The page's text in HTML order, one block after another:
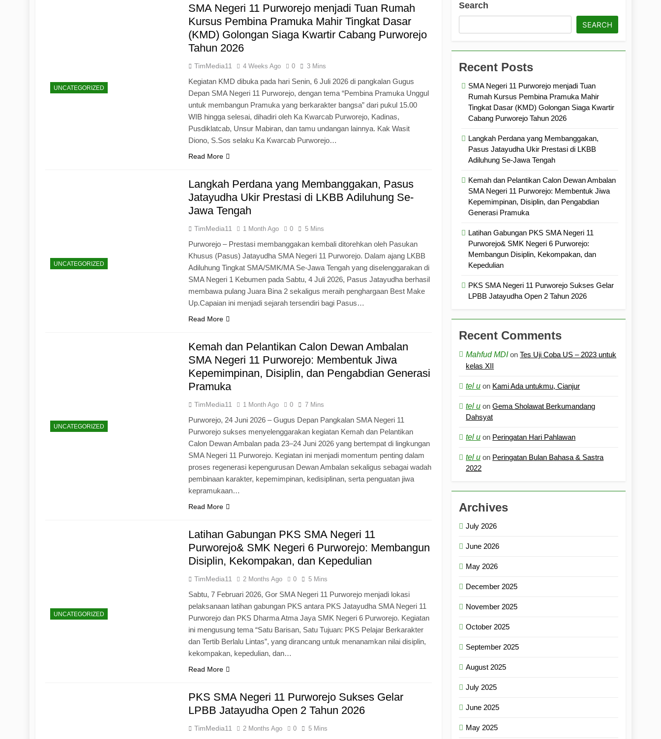
Pengabdian Generasi Pramuka
UNCATEGORIZED
SMA Negeri 11 Purworejo menjadi Tuan Rumah
Kursus Pembina Pramuka Mahir Tingkat Dasar
(KMD) Golongan Siaga Kwartir Cabang Purworejo
Tahun 2026
TimMedia11 4 Weeks Ago 0 3 Mins
Kegiatan KMD dibuka pada hari Senin, 6 Juli 2026 di pangkalan Gugus
Depan SMA Negeri 11 Purworejo, dengan tema “Pembina Pramuka Unggul
untuk membangun Pramuka yang berkarakter bangsa” dari pukul 15.00
WIB hingga selesai, dihadiri oleh Ka Kwarcab Purworejo, Kadinas,
Pusdiklatcab, Unsur Mabiran, dan tamu undangan lainnya. Kak Wasit
Diono, S.Sos selaku Ka Kwarcab Purworejo…
Read More
UNCATEGORIZED
Langkah Perdana yang Membanggakan, Pasus
Jatayudha Ukir Prestasi di LKBB Adiluhung Se-
Jawa Tengah
TimMedia11 1 Month Ago 0 5 Mins
Purworejo – Prestasi membanggakan kembali ditorehkan oleh Pasukan
Khusus (Pasus) Jatayudha SMA Negeri 11 Purworejo. Dalam ajang LKBB
Adiluhung Tingkat SMA/SMK/MA Se-Jawa Tengah yang diselenggarakan di
SMA Negeri 1 Kebumen pada Sabtu, 4 Juli 2026, Pasus Jatayudha berhasil
membawa pulang Juara Bina 2 sekaligus meraih penghargaan Best Make
Up.Capaian ini menjadi sejarah tersendiri bagi Pasus…
Read More
UNCATEGORIZED
Kemah dan Pelantikan Calon Dewan Ambalan
SMA Negeri 11 Purworejo: Membentuk Jiwa
Kepemimpinan, Disiplin, dan Pengabdian Generasi
Pramuka
TimMedia11 1 Month Ago 0 7 Mins
Purworejo, 24 Juni 2026 – Gugus Depan Pangkalan SMA Negeri 11
Purworejo sukses menyelenggarakan kegiatan Kemah dan Pelantikan
Calon Dewan Ambalan pada 23–24 Juni 2026 yang bertempat di lingkungan
SMA Negeri 11 Purworejo. Kegiatan ini menjadi momentum penting dalam
proses regenerasi kepengurusan Dewan Ambalan sekaligus sebagai wadah
pembinaan karakter, kepemimpinan, kedisiplinan, serta penguatan jiwa
kepramukaan…
Read More
UNCATEGORIZED
Latihan Gabungan PKS SMA Negeri 11
Purworejo& SMK Negeri 6 Purworejo: Membangun
Disiplin, Kekompakan, dan Kepedulian
TimMedia11 2 Months Ago 0 5 Mins
Sabtu, 7 Februari 2026, Gor SMA Negeri 11 Purworejo menjadi lokasi
pelaksanaan latihan gabungan PKS antara PKS Jatayudha SMA Negeri 11
Purworejo dan PKS Dharma Atma Jaya SMK Negeri 6 Purworejo. Kegiatan
ini mengusung tema “Satu Barisan, Satu Tujuan: PKS Pelajar Berkarakter
dan Tertib Berlalu Lintas”, yang dirancang untuk menanamkan nilai disiplin,
kekompakan, kepedulian, dan…
Read More
PKS SMA Negeri 11 Purworejo Sukses Gelar
LPBB Jatayudha Open 2 Tahun 2026
TimMedia11 2 Months Ago 0 5 Mins
Search
SEARCH
Recent Posts
SMA Negeri 11 Purworejo menjadi Tuan
Rumah Kursus Pembina Pramuka Mahir
Tingkat Dasar (KMD) Golongan Siaga Kwartir
Cabang Purworejo Tahun 2026
Langkah Perdana yang Membanggakan,
Pasus Jatayudha Ukir Prestasi di LKBB
Adiluhung Se-Jawa Tengah
Kemah dan Pelantikan Calon Dewan Ambalan
SMA Negeri 11 Purworejo: Membentuk Jiwa
Kepemimpinan, Disiplin, dan Pengabdian
Generasi Pramuka
Latihan Gabungan PKS SMA Negeri 11
Purworejo& SMK Negeri 6 Purworejo:
Membangun Disiplin, Kekompakan, dan
Kepedulian
PKS SMA Negeri 11 Purworejo Sukses Gelar
LPBB Jatayudha Open 2 Tahun 2026
Recent Comments
Mahfud MDIonTes Uji Coba US – 2023 untuk
kelas XII
tel u on Kami Ada untukmu, Cianjur
tel u onGema Sholawat Berkumandang
Dahsyat
tel u on Peringatan Hari Pahlawan
tel u on Peringatan Bulan Bahasa & Sastra
2022
Archives
July 2026
June 2026
May 2026
December 2025
November 2025
October 2025
September 2025
August 2025
July 2025
June 2025
May 2025